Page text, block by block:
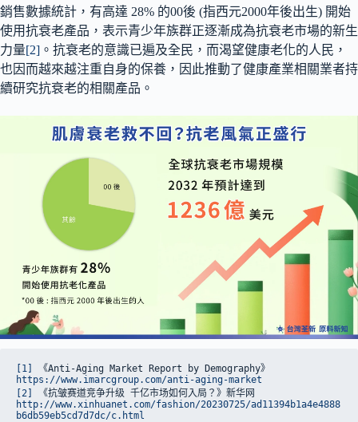
銷售數據統計，有高達 28% 的00後 (指西元2000年後出生) 開始
使用抗衰老產品，表示青少年族群正逐漸成為抗衰老市場的新生
力量[2] 。抗衰老的意識已遍及全民，而渴望健康老化的人民，
也因而越來越注重自身的保養，因此推動了健康產業相關業者持
續研究抗衰老的相關產品。
[1]
《Anti-Aging Market Report by Demography》
https://www.imarcgroup.com/anti-aging-market
[2]
《抗皱赛道竞争升级 千亿市场如何入局？》新华网
http://www.xinhuanet.com/fashion/20230725/ad11394b1a4e4888
b6db59eb5cd7d7dc/c.html